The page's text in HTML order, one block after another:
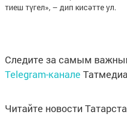
тиеш түгел», – дип кисәтте ул.
Следите за самым
Telegram-канале Татмедиа
Читайте новости